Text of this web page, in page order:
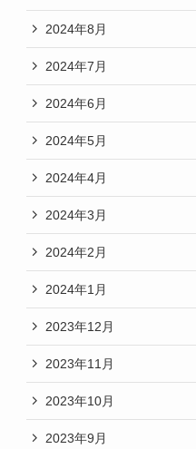
2024年8月
2024年7月
2024年6月
2024年5月
2024年4月
2024年3月
2024年2月
2024年1月
2023年12月
2023年11月
2023年10月
2023年9月